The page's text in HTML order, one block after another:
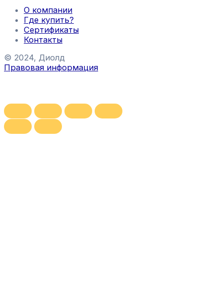
О компании
Где купить?
Сертификаты
Контакты
© 2024, Диолд
Правовая информация